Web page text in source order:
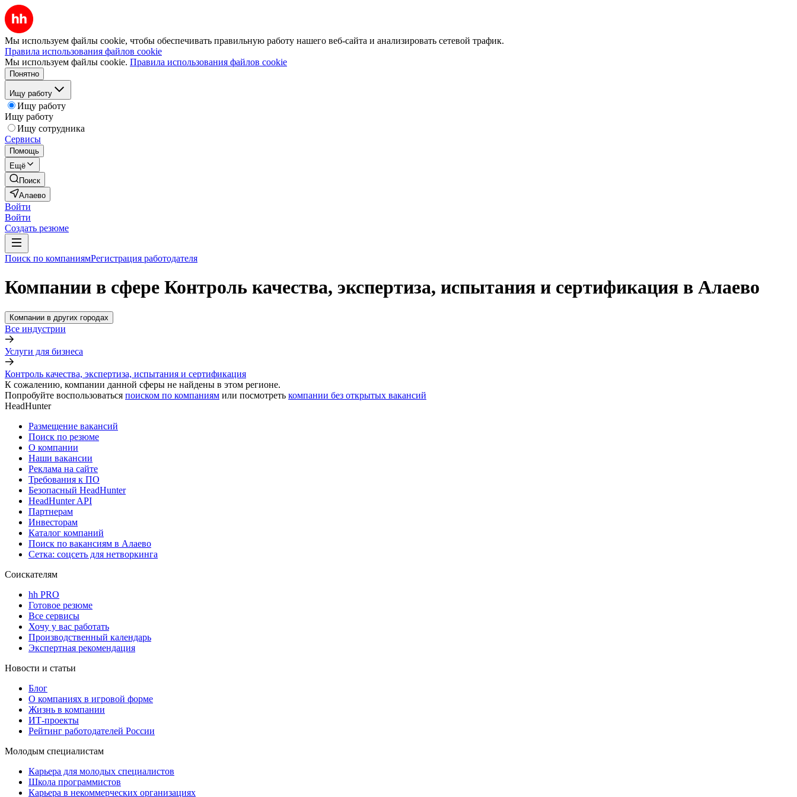
Мы используем файлы cookie, чтобы обеспечивать правильную работу нашего веб-сайта и анализировать сетевой трафик.
Правила использования файлов cookie
Мы используем файлы cookie. Правила использования файлов cookie
Понятно
Ищу работу
Ищу работу
Ищу работу
Ищу сотрудника
Сервисы
Помощь
Ещё
Поиск
Алаево
Войти
Войти
Создать резюме
Поиск по компаниямРегистрация работодателя
Компании в сфере Контроль качества, экспертиза, испытания и сертификация в Алаево
Компании в других городах
Все индустрии
Услуги для бизнеса
Контроль качества, экспертиза, испытания и сертификация
К сожалению, компании данной сферы не найдены в этом регионе.
Попробуйте воспользоваться поиском по компаниям или посмотреть компании без открытых вакансий
HeadHunter
Размещение вакансий
Поиск по резюме
О компании
Наши вакансии
Реклама на сайте
Требования к ПО
Безопасный HeadHunter
HeadHunter API
Партнерам
Инвесторам
Каталог компаний
Поиск по вакансиям в Алаево
Сетка: соцсеть для нетворкинга
Соискателям
hh PRO
Готовое резюме
Все сервисы
Хочу у вас работать
Производственный календарь
Экспертная рекомендация
Новости и статьи
Блог
О компаниях в игровой форме
Жизнь в компании
ИТ-проекты
Рейтинг работодателей России
Молодым специалистам
Карьера для молодых специалистов
Школа программистов
Карьера в некоммерческих организациях